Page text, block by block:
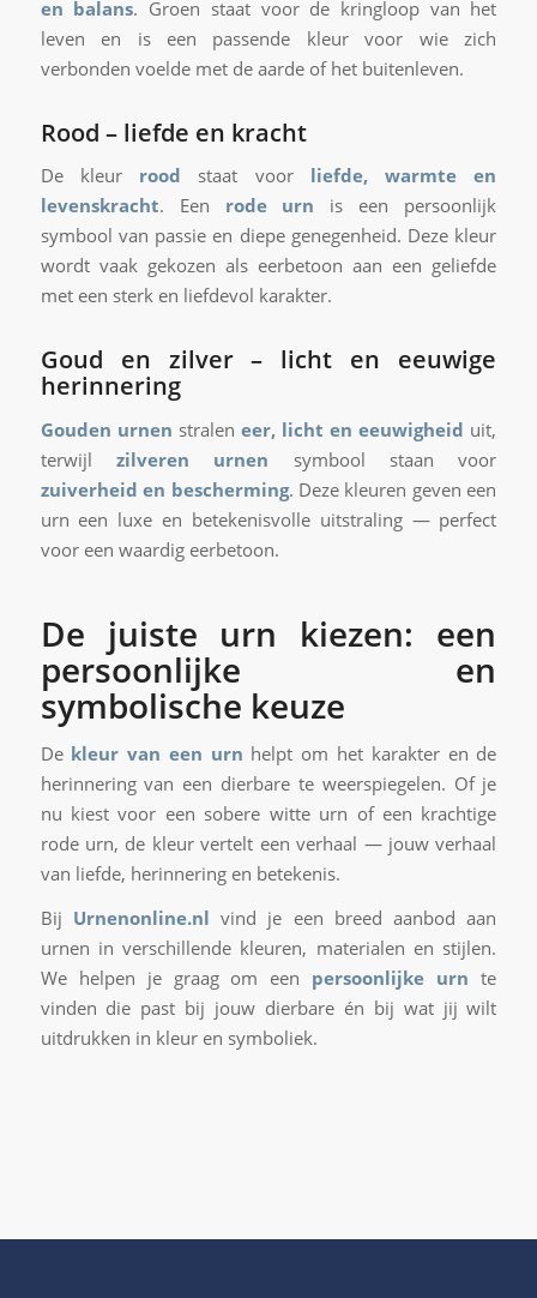
en balans. Groen staat voor de kringloop van het
leven en is een passende kleur voor wie zich
verbonden voelde met de aarde of het buitenleven.
Rood – liefde en kracht
De kleur rood staat voor liefde, warmte en
levenskracht. Een rode urn is een persoonlijk
symbool van passie en diepe genegenheid. Deze kleur
wordt vaak gekozen als eerbetoon aan een geliefde
met een sterk en liefdevol karakter.
Goud en zilver – licht en eeuwige
herinnering
Gouden urnen stralen eer, licht en eeuwigheid uit,
terwijl zilveren urnen symbool staan voor
zuiverheid en bescherming. Deze kleuren geven een
urn een luxe en betekenisvolle uitstraling — perfect
voor een waardig eerbetoon.
De juiste urn kiezen: een
persoonlijke en
symbolische keuze
De kleur van een urn helpt om het karakter en de
herinnering van een dierbare te weerspiegelen. Of je
nu kiest voor een sobere witte urn of een krachtige
rode urn, de kleur vertelt een verhaal — jouw verhaal
van liefde, herinnering en betekenis.
Bij Urnenonline.nl vind je een breed aanbod aan
urnen in verschillende kleuren, materialen en stijlen.
We helpen je graag om een persoonlijke urn te
vinden die past bij jouw dierbare én bij wat jij wilt
uitdrukken in kleur en symboliek.